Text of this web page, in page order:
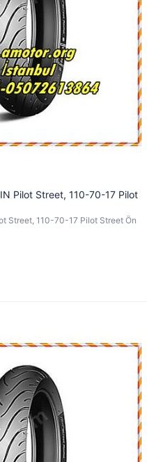
Pilot Street, 110-70-17 Pilot
Street, 110-70-17 Pilot Street Ön